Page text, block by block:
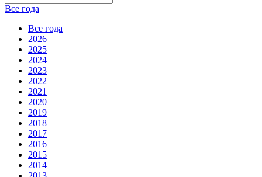
Все года
Все года
2026
2025
2024
2023
2022
2021
2020
2019
2018
2017
2016
2015
2014